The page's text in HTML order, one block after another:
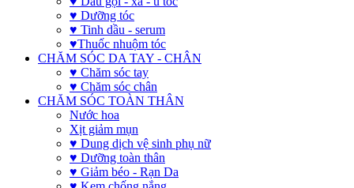
♥ Dưỡng tóc
♥ Tinh dầu - serum
♥Thuốc nhuộm tóc
CHĂM SÓC DA TAY - CHÂN
♥ Chăm sóc tay
♥ Chăm sóc chân
CHĂM SÓC TOÀN THÂN
Nước hoa
Xịt giảm mụn
♥ Dung dịch vệ sinh phụ nữ
♥ Dưỡng toàn thân
♥ Giảm béo - Rạn Da